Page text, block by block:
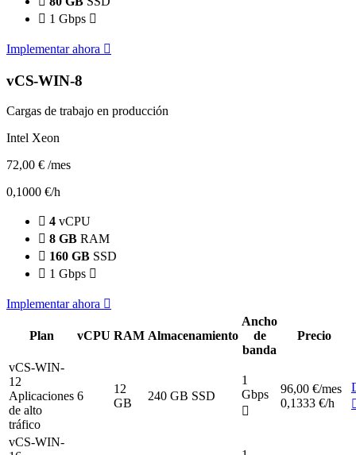
1 Gbps
Implementar ahora
vCS-WIN-8
Cargas de trabajo en producción
Intel Xeon
72,00 € /mes
0,1000 €/h
4 vCPU
8 GB RAM
160 GB SSD
1 Gbps
Implementar ahora
Plan vCPU RAM Almacenamiento
Ancho
de
banda
Precio
vCS-WIN-
12
Aplicaciones
de alto
tráfico
6
12
GB
240 GB SSD
1
Gbps
96,00 €/mes
0,1333 €/h
vCS-WIN-